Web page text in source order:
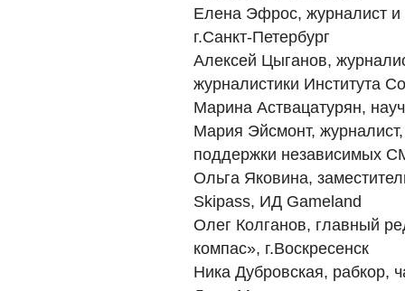
Елена Эфрос, журналист
г.Санкт-Петербург
Алексей Цыганов,
журналистики Института
Марина Аствацатурян,
Мария Эйсмонт,
поддержки независимых
Ольга Яковина,
Skipass, ИД Gameland
Олег Колганов, главный
компас», г.Воскресенск
Ника Дубровская, рабкор,